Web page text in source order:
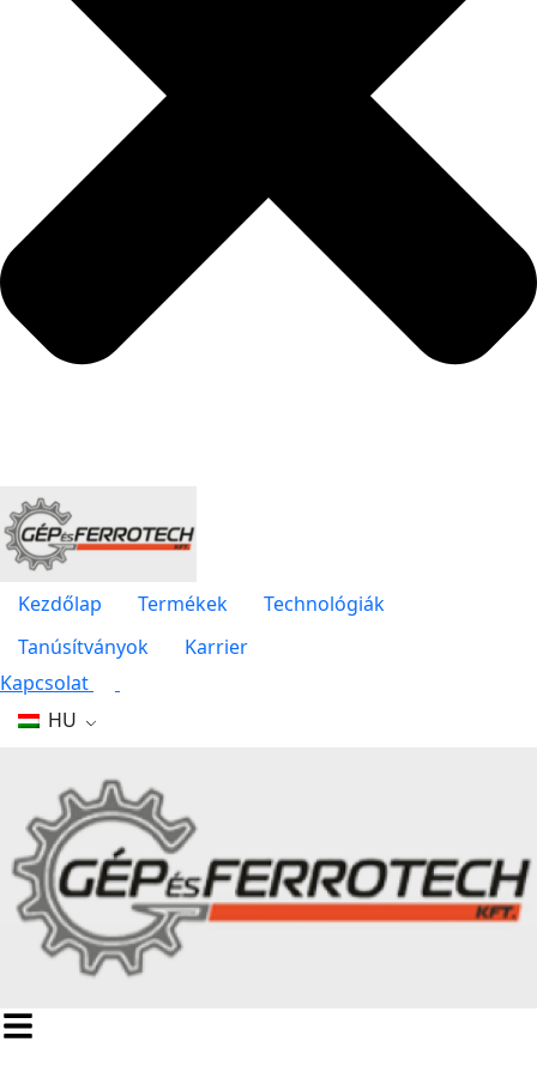
Kezdőlap Termékek
Technológiák
Tanúsítványok
Karrier
Kapcsolat
HU